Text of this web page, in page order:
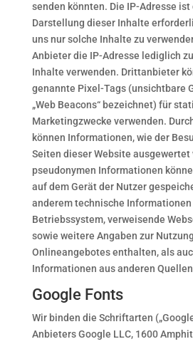
senden könnten. Die IP-Adresse
Darstellung dieser Inhalte
uns nur solche Inhalte zu
Anbieter die IP-Adresse lediglich
Inhalte verwenden. Drittanbieter
genannte Pixel-Tags (unsichtbare
„Web Beacons“ bezeichnet) für
Marketingzwecke verwenden.
können Informationen, wie der
Seiten dieser Website ausgewertet
pseudonymen Informationen
auf dem Gerät der Nutzer
anderem technische Informationen
Betriebssystem, verweisende
sowie weitere Angaben zur
Onlineangebotes enthalten, als
Informationen aus anderen
Google Fonts
Wir binden die Schriftarten
Anbieters Google LLC, 1600